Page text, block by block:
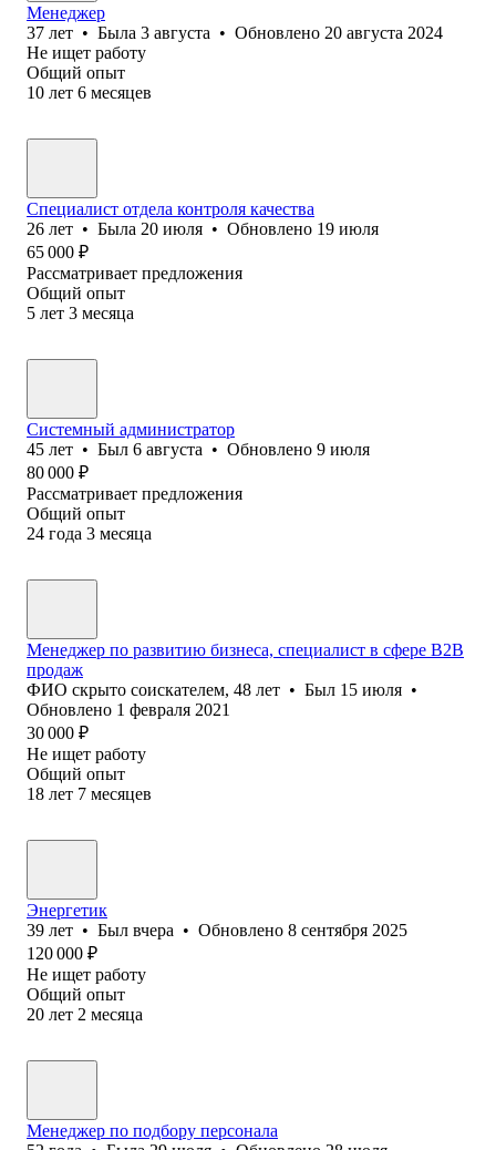
Менеджер
37 лет • Была 3 августа • Обновлено 20 августа 2024
Не ищет работу
Общий опыт
10 лет 6 месяцев
Специалист отдела контроля качества
26 лет • Была 20 июля • Обновлено 19 июля
65 000 ₽
Рассматривает предложения
Общий опыт
5 лет 3 месяца
Системный администратор
45 лет • Был 6 августа • Обновлено 9 июля
80 000 ₽
Рассматривает предложения
Общий опыт
24 года 3 месяца
Менеджер по развитию бизнеса, специалист в сфере B2B
продаж
ФИО скрыто соискателем, 48 лет • Был 15 июля •
Обновлено 1 февраля 2021
30 000 ₽
Не ищет работу
Общий опыт
18 лет 7 месяцев
Энергетик
39 лет • Был вчера • Обновлено 8 сентября 2025
120 000 ₽
Не ищет работу
Общий опыт
20 лет 2 месяца
Менеджер по подбору персонала